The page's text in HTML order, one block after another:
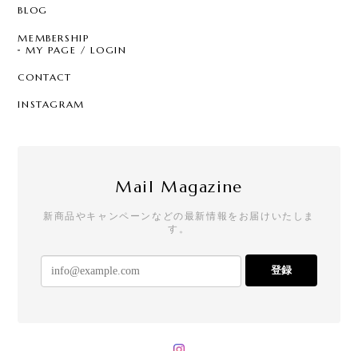
BLOG
MEMBERSHIP
MY PAGE / LOGIN
CONTACT
INSTAGRAM
Mail Magazine
新商品やキャンペーンなどの最新情報をお届けいたしま
す。
登録